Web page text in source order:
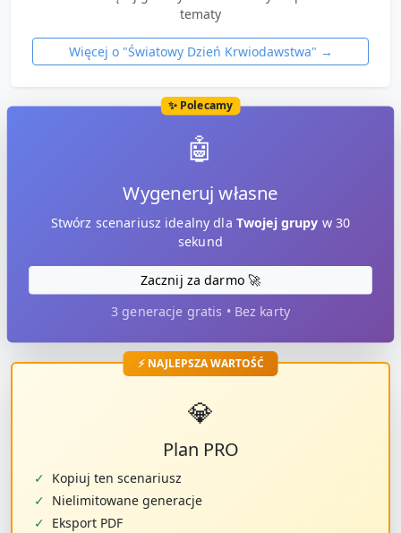
tematy
Więcej o "Światowy Dzień Krwiodawstwa" →
✨ Polecamy
🤖
Wygeneruj własne
Stwórz scenariusz idealny dla Twojej grupy w 30
sekund
Zacznij za darmo 🚀
3 generacje gratis • Bez karty
⚡ NAJLEPSZA WARTOŚĆ
💎
Plan PRO
✓ Kopiuj ten scenariusz
✓ Nielimitowane generacje
✓ Eksport PDF